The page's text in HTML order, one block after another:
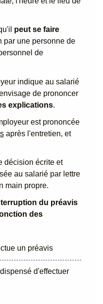
peut se faire
par une personne de
de
indique au salarié
de prononcer
explications.
est prononcée
après l'entretien, et
décision écrite et
au salarié par lettre
main propre.
du préavis
des
un préavis
d'effectuer